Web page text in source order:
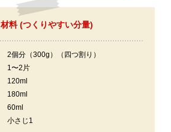
材料 (つくりやすい分量)
2個分（300g）（四つ割り）
1〜2片
120ml
180ml
60ml
小さじ1